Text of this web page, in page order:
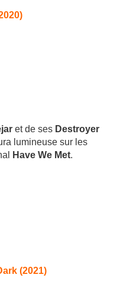
et de ses Destroyer
lumineuse sur les
Have We Met.
(2021)